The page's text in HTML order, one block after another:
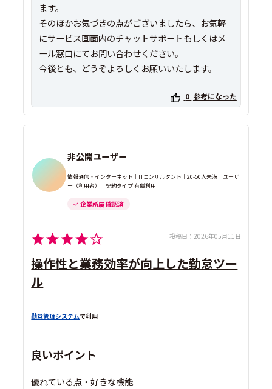
ます。
そのほかお気づきの点がございましたら、お気軽
にサービス画面内のチャットサポートもしくはメ
ール窓口にてお問い合わせください。
今後とも、どうぞよろしくお願いいたします。
0 参考になった
非公開ユーザー
情報通信・インターネット｜ITコンサルタント｜20-50人未満｜ユーザ
ー（利用者）｜契約タイプ 有償利用
企業所属 確認済
投稿日： 2026年05月11日
操作性と業務効率が向上した勤怠ツー
ル
勤怠管理システムで利用
良いポイント
優れている点・好きな機能